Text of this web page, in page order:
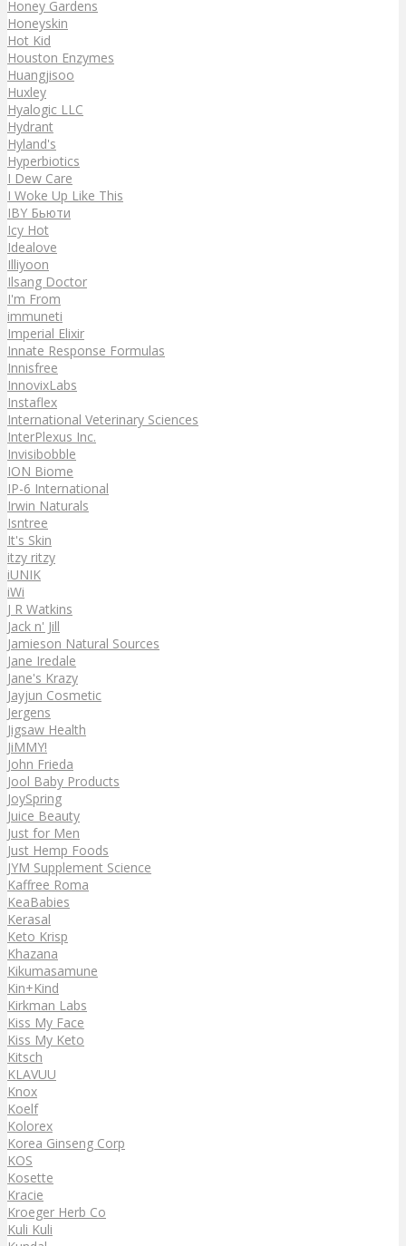
Honey Gardens
Honeyskin
Hot Kid
Houston Enzymes
Huangjisoo
Huxley
Hyalogic LLC
Hydrant
Hyland's
Hyperbiotics
I Dew Care
I Woke Up Like This
IBY Бьюти
Icy Hot
Idealove
Illiyoon
Ilsang Doctor
I'm From
immuneti
Imperial Elixir
Innate Response Formulas
Innisfree
InnovixLabs
Instaflex
International Veterinary Sciences
InterPlexus Inc.
Invisibobble
ION Biome
IP-6 International
Irwin Naturals
Isntree
It's Skin
itzy ritzy
iUNIK
iWi
J R Watkins
Jack n' Jill
Jamieson Natural Sources
Jane Iredale
Jane's Krazy
Jayjun Cosmetic
Jergens
Jigsaw Health
JiMMY!
John Frieda
Jool Baby Products
JoySpring
Juice Beauty
Just for Men
Just Hemp Foods
JYM Supplement Science
Kaffree Roma
KeaBabies
Kerasal
Keto Krisp
Khazana
Kikumasamune
Kin+Kind
Kirkman Labs
Kiss My Face
Kiss My Keto
Kitsch
KLAVUU
Knox
Koelf
Kolorex
Korea Ginseng Corp
KOS
Kosette
Kracie
Kroeger Herb Co
Kuli Kuli